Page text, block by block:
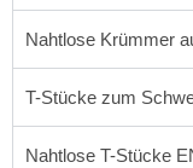
Nahtlose Krümmer
T-Stücke zum
Nahtlose T-Stücke